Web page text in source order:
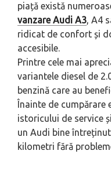
piață există
vanzare Audi A3, A4
ridicat de confort și
accesibile.
Printre cele mai
variantele diesel de
benzină care au
Înainte de
istoricului de service
un Audi bine
kilometri fără